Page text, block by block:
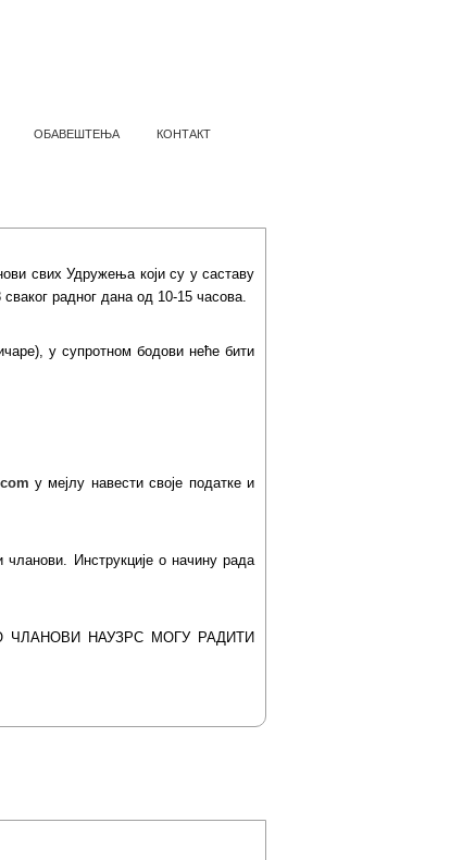
ОБАВЕШТЕЊА КОНТАКТ
свих Удружења који су у саставу
радног дана од 10-15 часова.
у супротном бодови неће бити
у мејлу навести своје податке и
Инструкције о начину рада
НАУЗРС МОГУ РАДИТИ